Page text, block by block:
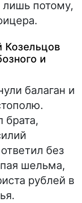
лишь потому,
Козельцов
и
балаган и
брата,
без
шельма,
рублей в